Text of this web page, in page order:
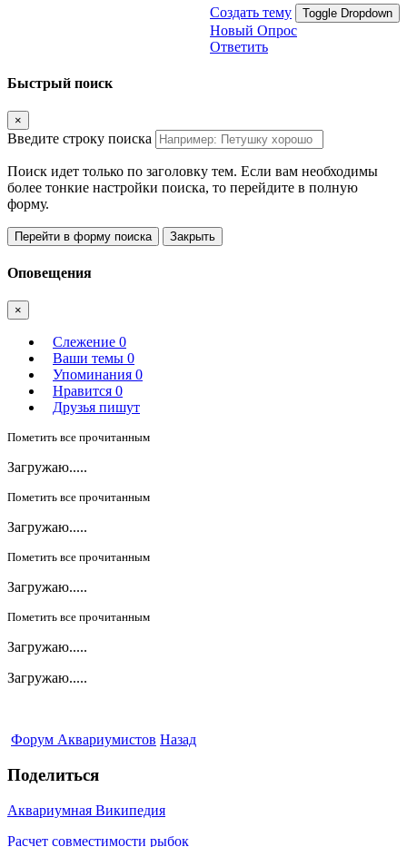
Создать тему Toggle Dropdown
Новый Опрос
Ответить
Быстрый поиск
×
Введите строку поиска
Поиск идет только по заголовку тем. Если вам необходимы
более тонкие настройки поиска, то перейдите в полную
форму.
Перейти в форму поиска Закрыть
Оповещения
×
Слежение 0
Ваши темы 0
Упоминания 0
Нравится 0
Друзья пишут
Пометить все прочитанным
Загружаю.....
Пометить все прочитанным
Загружаю.....
Пометить все прочитанным
Загружаю.....
Пометить все прочитанным
Загружаю.....
Загружаю.....
Форум Аквариумистов Назад
Поделиться
Аквариумная Википедия
Расчет совместимости рыбок